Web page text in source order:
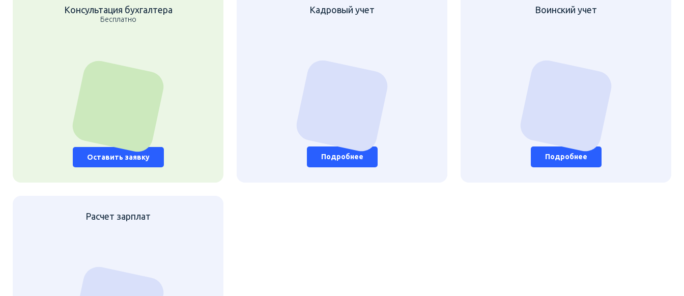
Консультация бухгалтера
Бесплатно
Оставить заявку
Кадровый учет
Подробнее
Воинский учет
Подробнее
Расчет зарплат